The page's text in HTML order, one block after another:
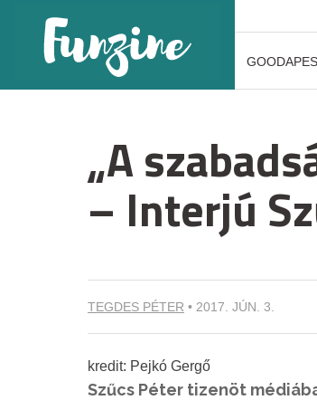
„A
– Interjú
TEGDES PÉTER • 2017. JÚN. 3.
kredit: Pejkó Gergő
Szűcs Péter tizenöt